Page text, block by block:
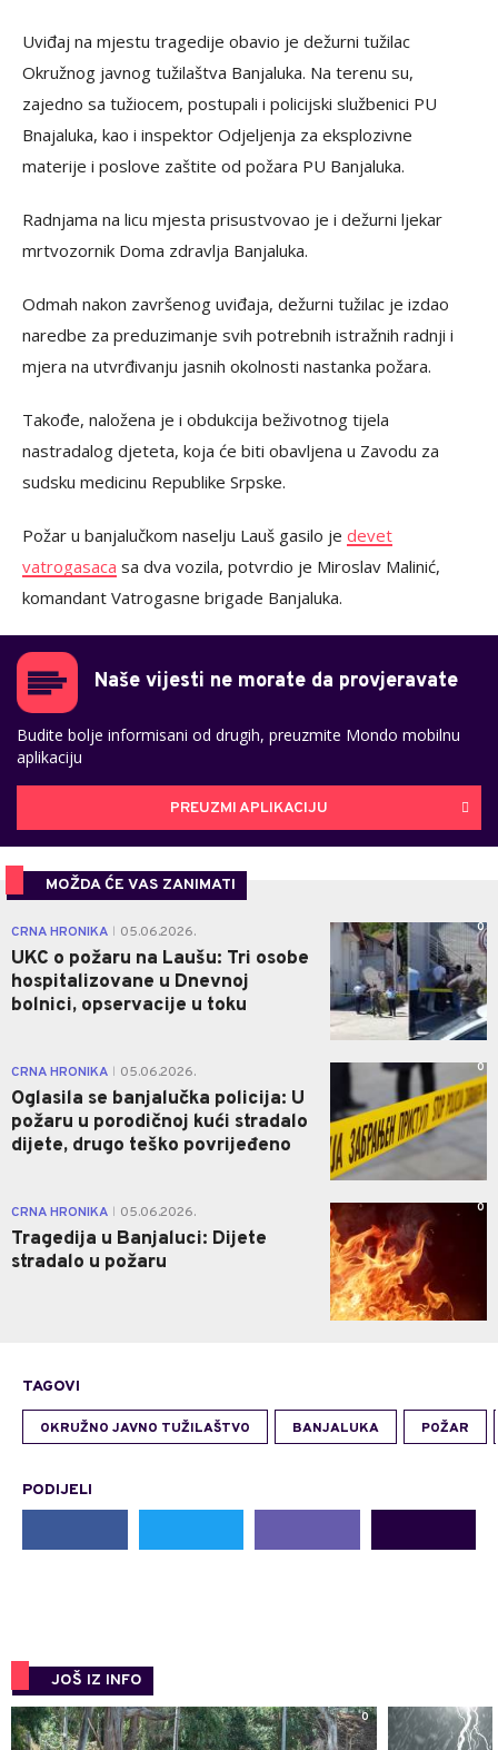
Uviđaj na mjestu tragedije obavio je dežurni tužilac
Okružnog javnog tužilaštva Banjaluka. Na terenu su,
zajedno sa tužiocem, postupali i policijski službenici PU
Bnajaluka, kao i inspektor Odjeljenja za eksplozivne
materije i poslove zaštite od požara PU Banjaluka.
Radnjama na licu mjesta prisustvovao je i dežurni ljekar
mrtvozornik Doma zdravlja Banjaluka.
Odmah nakon završenog uviđaja, dežurni tužilac je izdao
naredbe za preduzimanje svih potrebnih istražnih radnji i
mjera na utvrđivanju jasnih okolnosti nastanka požara.
Takođe, naložena je i obdukcija beživotnog tijela
nastradalog djeteta, koja će biti obavljena u Zavodu za
sudsku medicinu Republike Srpske.
Požar u banjalučkom naselju Lauš gasilo je devet
vatrogasaca sa dva vozila, potvrdio je Miroslav Malinić,
komandant Vatrogasne brigade Banjaluka.
Naše vijesti ne morate da provjeravate
Budite bolje informisani od drugih, preuzmite Mondo mobilnu
aplikaciju
PREUZMI APLIKACIJU
MOŽDA ĆE VAS ZANIMATI
CRNA HRONIKA 05.06.2026.
UKC o požaru na Laušu: Tri osobe
hospitalizovane u Dnevnoj
bolnici, opservacije u toku
0
CRNA HRONIKA 05.06.2026.
Oglasila se banjalučka policija: U
požaru u porodičnoj kući stradalo
dijete, drugo teško povrijeđeno
0
CRNA HRONIKA 05.06.2026.
Tragedija u Banjaluci: Dijete
stradalo u požaru
0
TAGOVI
OKRUŽNO JAVNO TUŽILAŠTVO BANJALUKA POŽAR
PODIJELI
JOŠ IZ INFO
0